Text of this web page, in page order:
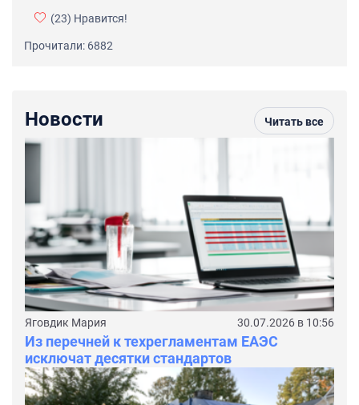
(23) Нравится!
Прочитали: 6882
Новости Читать все
Яговдик Мария 30.07.2026 в 10:56
Из перечней к техрегламентам ЕАЭС
исключат десятки стандартов